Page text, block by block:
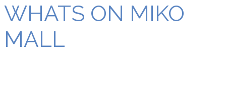
WHATS ON MIKO
MALL